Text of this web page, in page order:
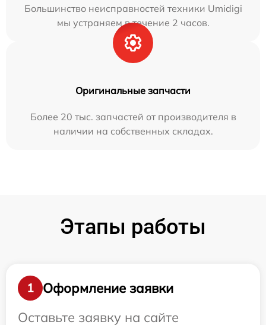
Большинство неисправностей техники Umidigi
мы устраняем в течение 2 часов.
Оригинальные запчасти
Более 20 тыс. запчастей от производителя в
наличии на собственных складах.
Этапы работы
1
Оформление заявки
Оставьте заявку на сайте